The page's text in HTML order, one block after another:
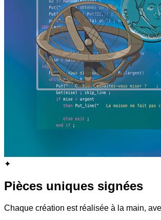
✦
Pièces uniques signées
Chaque création est réalisée à la main,